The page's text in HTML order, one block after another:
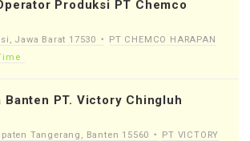
Produksi PT Chemco
Jawa Barat 17530
PT CHEMCO HARAPAN
Banten PT. Victory Chingluh
Tangerang, Banten 15560
PT VICTORY